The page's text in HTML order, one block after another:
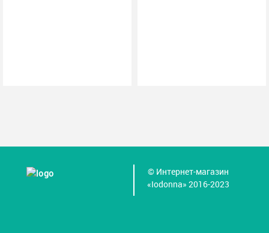
© Интернет-магазин
«Iodonna» 2016-2023